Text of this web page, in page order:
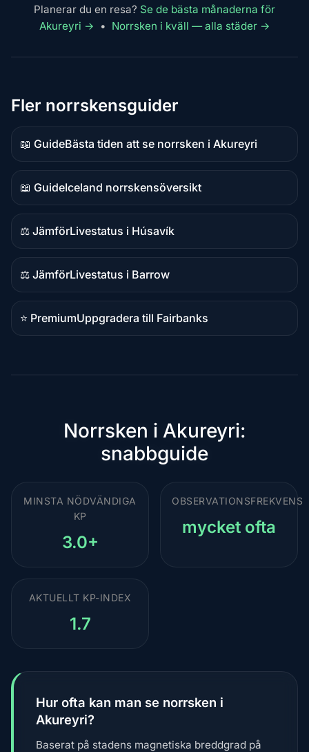
Planerar du en resa? Se de bästa månaderna för
Akureyri →
• Norrsken i kväll — alla städer →
Fler norrskensguider
📖 Guide
Guideinnehåll
Bästa tiden att se norrsken i Akureyri
📖 Guide
Guideinnehåll
Iceland norrskensöversikt
⚖️ Jämför
Jämförelseinnehåll
Livestatus i Húsavík
⚖️ Jämför
Jämförelseinnehåll
Livestatus i Barrow
⭐ Premium
Premiumdestination
Uppgradera till Fairbanks
Norrsken i Akureyri:
snabbguide
MINSTA NÖDVÄNDIGA
KP
3.0+
OBSERVATIONSFREKVENS
mycket ofta
AKTUELLT KP-INDEX
1.7
Hur ofta kan man se norrsken i
Akureyri?
Baserat på stadens magnetiska breddgrad på